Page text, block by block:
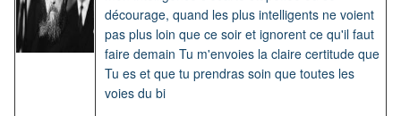
décourage, quand les plus intelligents ne voient
pas plus loin que ce soir et ignorent ce qu'il faut
faire demain Tu m'envoies la claire certitude que
Tu es et que tu prendras soin que toutes les
voies du bi